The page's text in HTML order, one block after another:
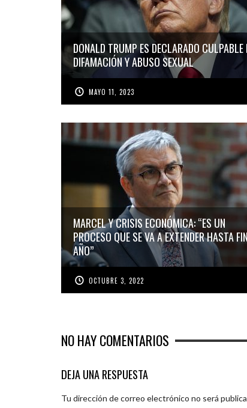
DONALD TRUMP ES DECLARADO CULPABLE
DIFAMACIÓN Y ABUSO SEXUAL
MAYO 11, 2023
MARCEL Y CRISIS ECONÓMICA: “ES UN
PROCESO QUE SE VA A EXTENDER HASTA
AÑO”
OCTUBRE 3, 2022
NO HAY COMENTARIOS
DEJA UNA RESPUESTA
Tu dirección de correo electrónico no será